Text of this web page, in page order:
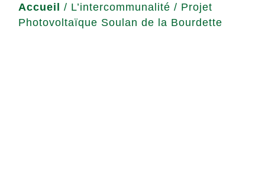
Accueil / L’intercommunalité / Projet
Photovoltaïque Soulan de la Bourdette